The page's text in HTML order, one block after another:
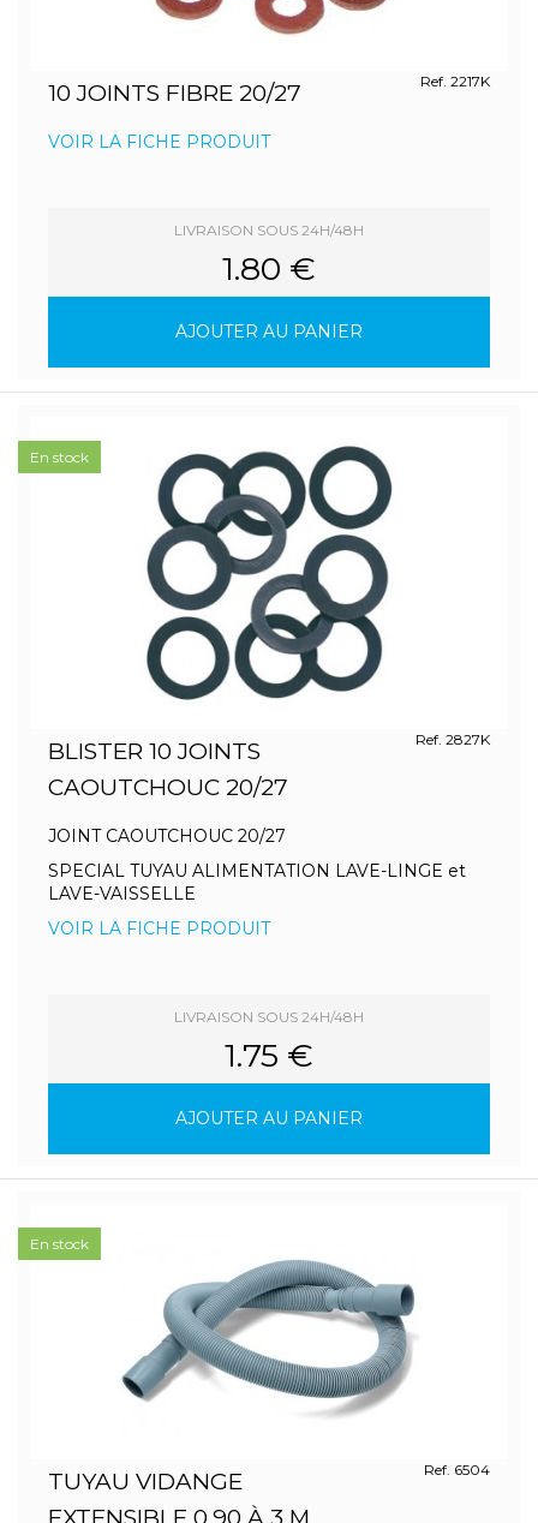
10 JOINTS FIBRE 20/27 Ref. 2217K
VOIR LA FICHE PRODUIT
LIVRAISON SOUS 24H/48H
1.80 €
AJOUTER AU PANIER
BLISTER 10 JOINTS
CAOUTCHOUC 20/27
Ref. 2827K
JOINT CAOUTCHOUC 20/27
SPECIAL TUYAU ALIMENTATION LAVE-LINGE et
LAVE-VAISSELLE
VOIR LA FICHE PRODUIT
LIVRAISON SOUS 24H/48H
1.75 €
AJOUTER AU PANIER
En stock
TUYAU VIDANGE
Ref. 6504
En stock